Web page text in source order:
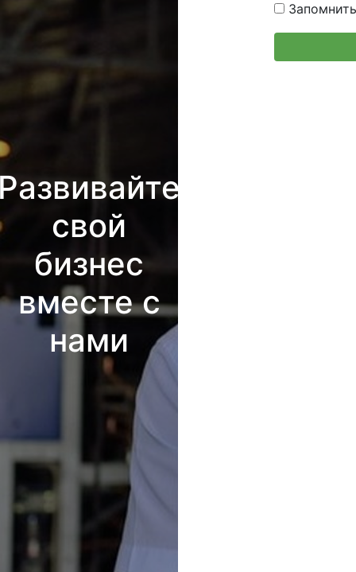
свой
бизнес
вместе с
нами